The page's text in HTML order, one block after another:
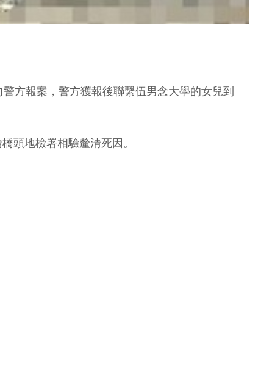
方報案，警方獲報後聯繫伍男念大學的女兒到
頭地檢署相驗釐清死因。